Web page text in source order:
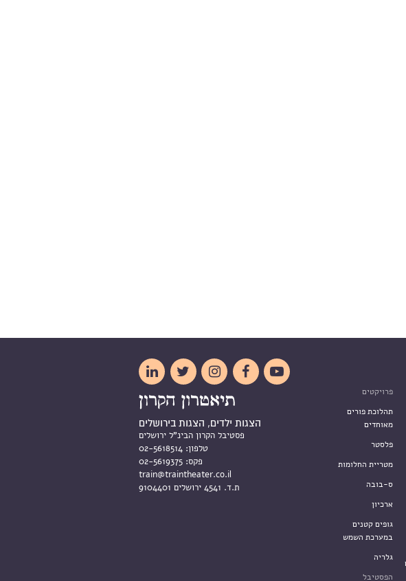
פרויקטים
תהלוכת פורים
מאוחדים
פלסטר
מטריית החלומות
ס-בובה
ארכיון
גופים קטנים
במערכת השמש
גלריה
הפסטיבל





הצגות ילדים, הצגות בירושלים
פסטיבל הקרון הבינ"ל ירושלים
טלפון:
פקס:
train@traintheater.co.il
ת.ד. 4541 ירושלים 9104401